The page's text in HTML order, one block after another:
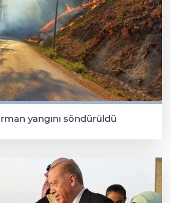
yangını söndürüldü